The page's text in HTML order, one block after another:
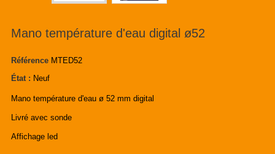
Mano température d'eau digital ø52
Référence MTED52
État : Neuf
Mano température d'eau ø 52 mm digital
Livré avec sonde
Affichage led